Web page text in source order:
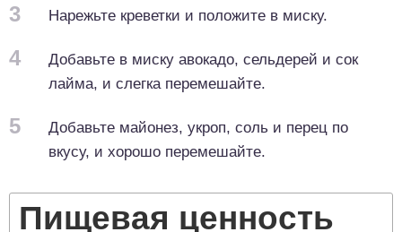
3 Нарежьте креветки и положите в миску.
4
Добавьте в миску авокадо, сельдерей и сок
лайма, и слегка перемешайте.
5
Добавьте майонез, укроп, соль и перец по
вкусу, и хорошо перемешайте.
Пищевая ценность